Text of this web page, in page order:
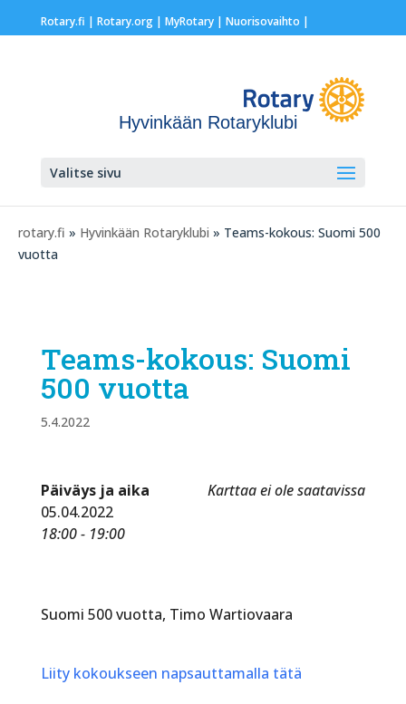
Rotary.fi | Rotary.org| MyRotary | Nuorisovaihto |
Hyvinkään Rotaryklubi
Valitse sivu
rotary.fi » Hyvinkään Rotaryklubi » Teams-kokous: Suomi 500
vuotta
Teams-kokous: Suomi
500 vuotta
5.4.2022
Karttaa ei ole saatavissa
Päiväys ja aika
05.04.2022
18:00 - 19:00
Suomi 500 vuotta, Timo Wartiovaara
Liity kokoukseen napsauttamalla tätä